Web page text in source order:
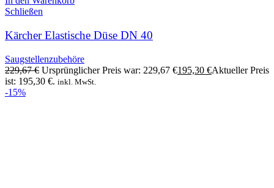
Schließen
Kärcher Elastische Düse DN 40
Saugstellenzubehöre
229,67€ Ursprünglicher Preis war: 229,67 €195,30 €Aktueller Preis
ist: 195,30 €. inkl. MwSt.
-15%